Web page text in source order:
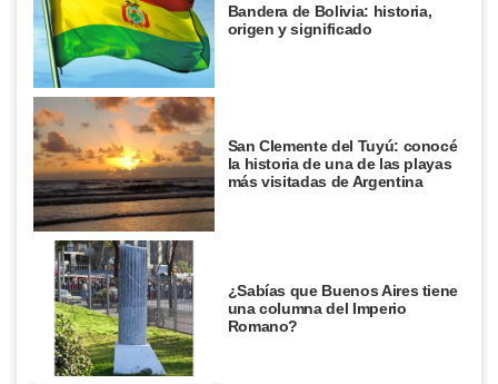
Bandera de Bolivia: historia,
origen y significado
San Clemente del Tuyú: conocé
la historia de una de las playas
más visitadas de Argentina
¿Sabías que Buenos Aires tiene
una columna del Imperio
Romano?